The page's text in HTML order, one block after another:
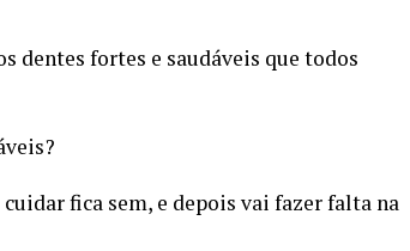
dentes fortes e saudáveis que todos
fica sem, e depois vai fazer falta na